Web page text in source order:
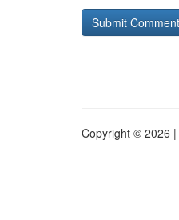
Copyright © 2026 |